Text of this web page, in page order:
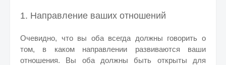
1. Направление ваших отношений
Очевидно, что вы оба всегда должны говорить о
том, в каком направлении развиваются ваши
отношения. Вы оба должны быть открыты для